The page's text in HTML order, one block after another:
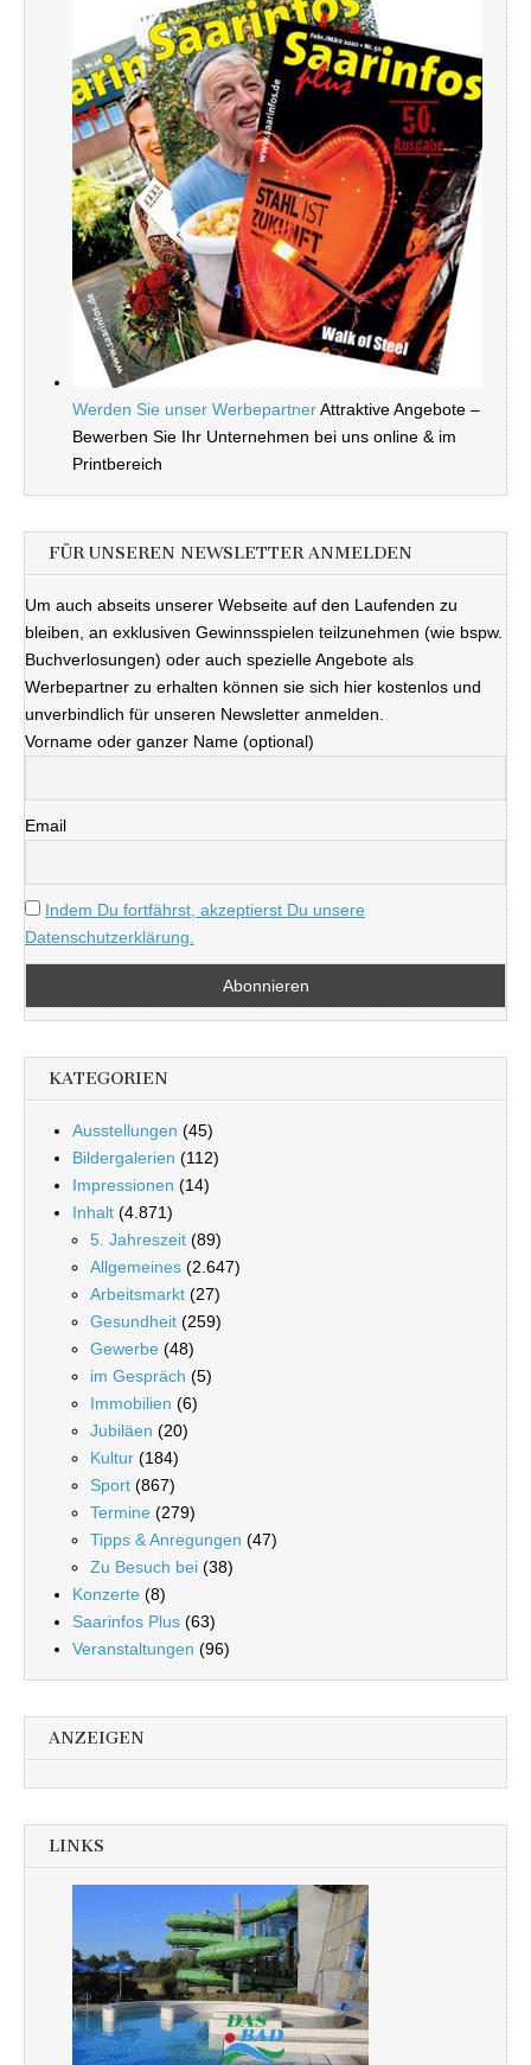
Werden Sie unser WerbepartnerAttraktive Angebote –
Bewerben Sie Ihr Unternehmen bei uns online & im
Printbereich
FÜR UNSEREN NEWSLETTER ANMELDEN
Um auch abseits unserer Webseite auf den Laufenden zu
bleiben, an exklusiven Gewinnsspielen teilzunehmen (wie bspw.
Buchverlosungen) oder auch spezielle Angebote als
Werbepartner zu erhalten können sie sich hier kostenlos und
unverbindlich für unseren Newsletter anmelden.
Vorname oder ganzer Name (optional)
Email
Indem Du fortfährst, akzeptierst Du unsere
Datenschutzerklärung.
KATEGORIEN
Ausstellungen (45)
Bildergalerien (112)
Impressionen (14)
Inhalt (4.871)
5. Jahreszeit (89)
Allgemeines (2.647)
Arbeitsmarkt (27)
Gesundheit (259)
Gewerbe (48)
im Gespräch (5)
Immobilien (6)
Jubiläen (20)
Kultur (184)
Sport (867)
Termine (279)
Tipps & Anregungen (47)
Zu Besuch bei (38)
Konzerte (8)
Saarinfos Plus (63)
Veranstaltungen (96)
ANZEIGEN
LINKS